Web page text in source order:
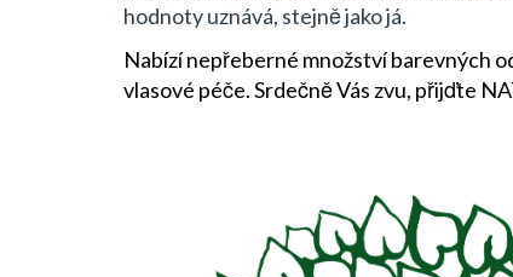
hodnoty uznává, stejně jako já.
Nabízí nepřeberné množství barevných
vlasové péče. Srdečně Vás zvu, přijďte